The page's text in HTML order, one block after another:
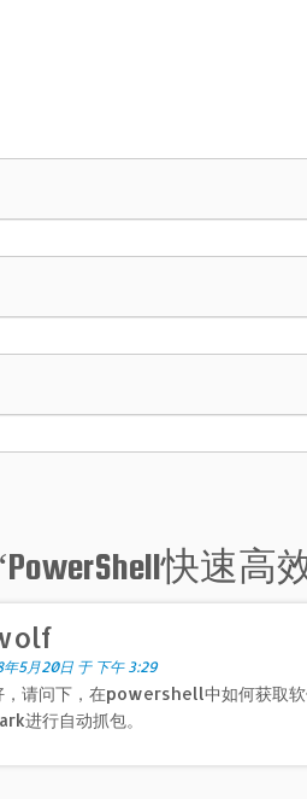
PowerShell快速
年5月20日 于 下午 3:29
，请问下，在powershell中如何获取
进行自动抓包。